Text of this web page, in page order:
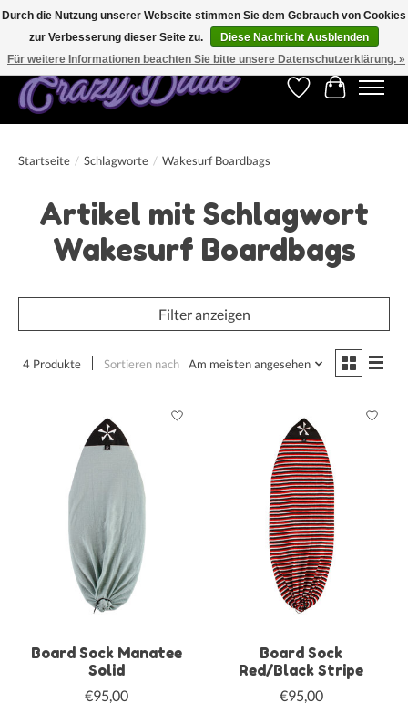
Kostenfreier Versand für Bestellungen ab 250 €. Weltweite Lieferung!
Wunschzettel
Ihr
Startseite / Schlagworte / Wakesurf Boardbags
Artikel mit Schlagwort
Wakesurf Boardbags
Filter anzeigen
4 Produkte Sortieren nach Am meisten angesehen
Board Sock Manatee
Solid
€95,00
Board Sock
Red/Black Stripe
€95,00
Durch die Nutzung unserer Webseite stimmen Sie dem Gebrauch von Cookies
zur Verbesserung dieser Seite zu.
Diese Nachricht Ausblenden
Für weitere Informationen beachten Sie bitte unsere Datenschutzerklärung. »